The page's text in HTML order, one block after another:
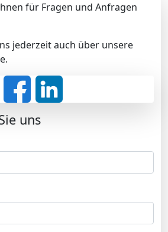
für Fragen und Anfragen
jederzeit auch über unsere
uns